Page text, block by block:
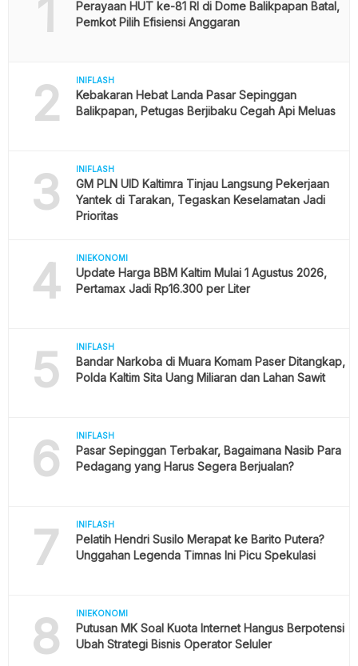
1
Perayaan HUT ke-81 RI di Dome Balikpapan Batal,
Pemkot Pilih Efisiensi Anggaran
2 INIFLASH
Kebakaran Hebat Landa Pasar Sepinggan
Balikpapan, Petugas Berjibaku Cegah Api Meluas
3 INIFLASH
GM PLN UID Kaltimra Tinjau Langsung Pekerjaan
Yantek di Tarakan, Tegaskan Keselamatan Jadi
Prioritas
4 INIEKONOMI
Update Harga BBM Kaltim Mulai 1 Agustus 2026,
Pertamax Jadi Rp16.300 per Liter
5 INIFLASH
Bandar Narkoba di Muara Komam Paser Ditangkap,
Polda Kaltim Sita Uang Miliaran dan Lahan Sawit
6 INIFLASH
Pasar Sepinggan Terbakar, Bagaimana Nasib Para
Pedagang yang Harus Segera Berjualan?
7 INIFLASH
Pelatih Hendri Susilo Merapat ke Barito Putera?
Unggahan Legenda Timnas Ini Picu Spekulasi
8 INIEKONOMI
Putusan MK Soal Kuota Internet Hangus Berpotensi
Ubah Strategi Bisnis Operator Seluler